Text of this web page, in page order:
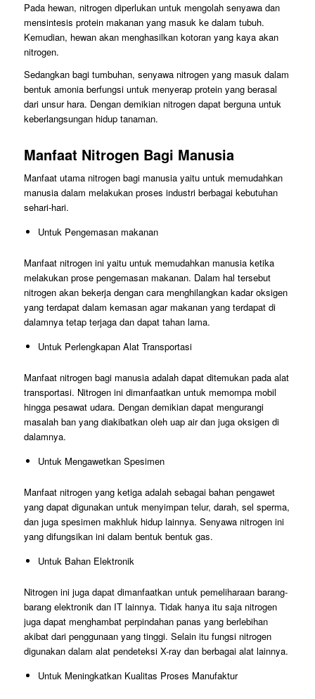
Pada hewan, nitrogen diperlukan untuk mengolah senyawa dan
mensintesis protein makanan yang masuk ke dalam tubuh.
Kemudian, hewan akan menghasilkan kotoran yang kaya akan
nitrogen.
Sedangkan bagi tumbuhan, senyawa nitrogen yang masuk dalam
bentuk amonia berfungsi untuk menyerap protein yang berasal
dari unsur hara. Dengan demikian nitrogen dapat berguna untuk
keberlangsungan hidup tanaman.
Manfaat Nitrogen Bagi Manusia
Manfaat utama nitrogen bagi manusia yaitu untuk memudahkan
manusia dalam melakukan proses industri berbagai kebutuhan
sehari-hari.
Untuk Pengemasan makanan
Manfaat nitrogen ini yaitu untuk memudahkan manusia ketika
melakukan prose pengemasan makanan. Dalam hal tersebut
nitrogen akan bekerja dengan cara menghilangkan kadar oksigen
yang terdapat dalam kemasan agar makanan yang terdapat di
dalamnya tetap terjaga dan dapat tahan lama.
Untuk Perlengkapan Alat Transportasi
Manfaat nitrogen bagi manusia adalah dapat ditemukan pada alat
transportasi. Nitrogen ini dimanfaatkan untuk memompa mobil
hingga pesawat udara. Dengan demikian dapat mengurangi
masalah ban yang diakibatkan oleh uap air dan juga oksigen di
dalamnya.
Untuk Mengawetkan Spesimen
Manfaat nitrogen yang ketiga adalah sebagai bahan pengawet
yang dapat digunakan untuk menyimpan telur, darah, sel sperma,
dan juga spesimen makhluk hidup lainnya. Senyawa nitrogen ini
yang difungsikan ini dalam bentuk bentuk gas.
Untuk Bahan Elektronik
Nitrogen ini juga dapat dimanfaatkan untuk pemeliharaan barang-
barang elektronik dan IT lainnya. Tidak hanya itu saja nitrogen
juga dapat menghambat perpindahan panas yang berlebihan
akibat dari penggunaan yang tinggi. Selain itu fungsi nitrogen
digunakan dalam alat pendeteksi X-ray dan berbagai alat lainnya.
Untuk Meningkatkan Kualitas Proses Manufaktur